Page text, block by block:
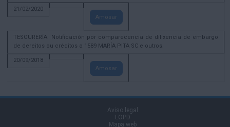
21/02/2020
Amosar
TESOURERÍA. Notificación por comparecencia de dilixencia de embargo
de dereitos ou créditos a 1589 MARÍA PITA SC e outros.
20/09/2018
Amosar
Aviso legal
LOPD
Mapa web